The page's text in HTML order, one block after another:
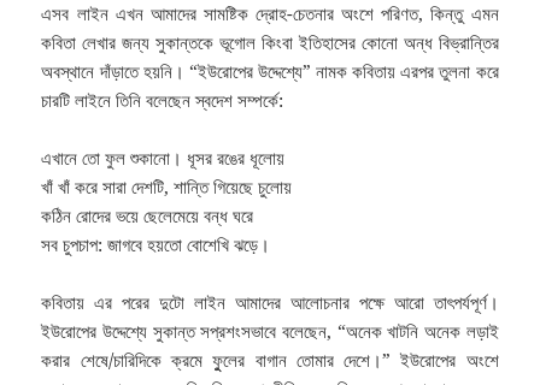
এসব লাইন এখন আমাদের সামষ্টিক দ্রোহ-চেতনার অংশে পরিণত, কিন্তু এমন
কবিতা লেখার জন্য সুকান্তকে ভূগোল কিংবা ইতিহাসের কোনো অন্ধ বিভ্রান্তির
অবস্থানে দাঁড়াতে হয়নি। “ইউরোপের উদ্দেশ্যে” নামক কবিতায় এরপর তুলনা করে
চারটি লাইনে তিনি বলেছেন স্বদেশ সম্পর্কে:
এখানে তো ফুল শুকানো। ধূসর রঙের ধূলোয়
খাঁ খাঁ করে সারা দেশটি, শান্তি গিয়েছে চুলোয়
কঠিন রোদের ভয়ে ছেলেমেয়ে বন্ধ ঘরে
সব চুপচাপ: জাগবে হয়তো বোশেখি ঝড়ে।
কবিতায় এর পরের দুটো লাইন আমাদের আলোচনার পক্ষে আরো তাৎপর্যপূর্ণ।
ইউরোপের উদ্দেশ্যে সুকান্ত সপ্রশংসভাবে বলেছেন, “অনেক খাটনি অনেক লড়াই
করার শেষে/চারিদিকে ক্রমে ফুুলের বাগান তোমার দেশে।” ইউরোপের অংশে